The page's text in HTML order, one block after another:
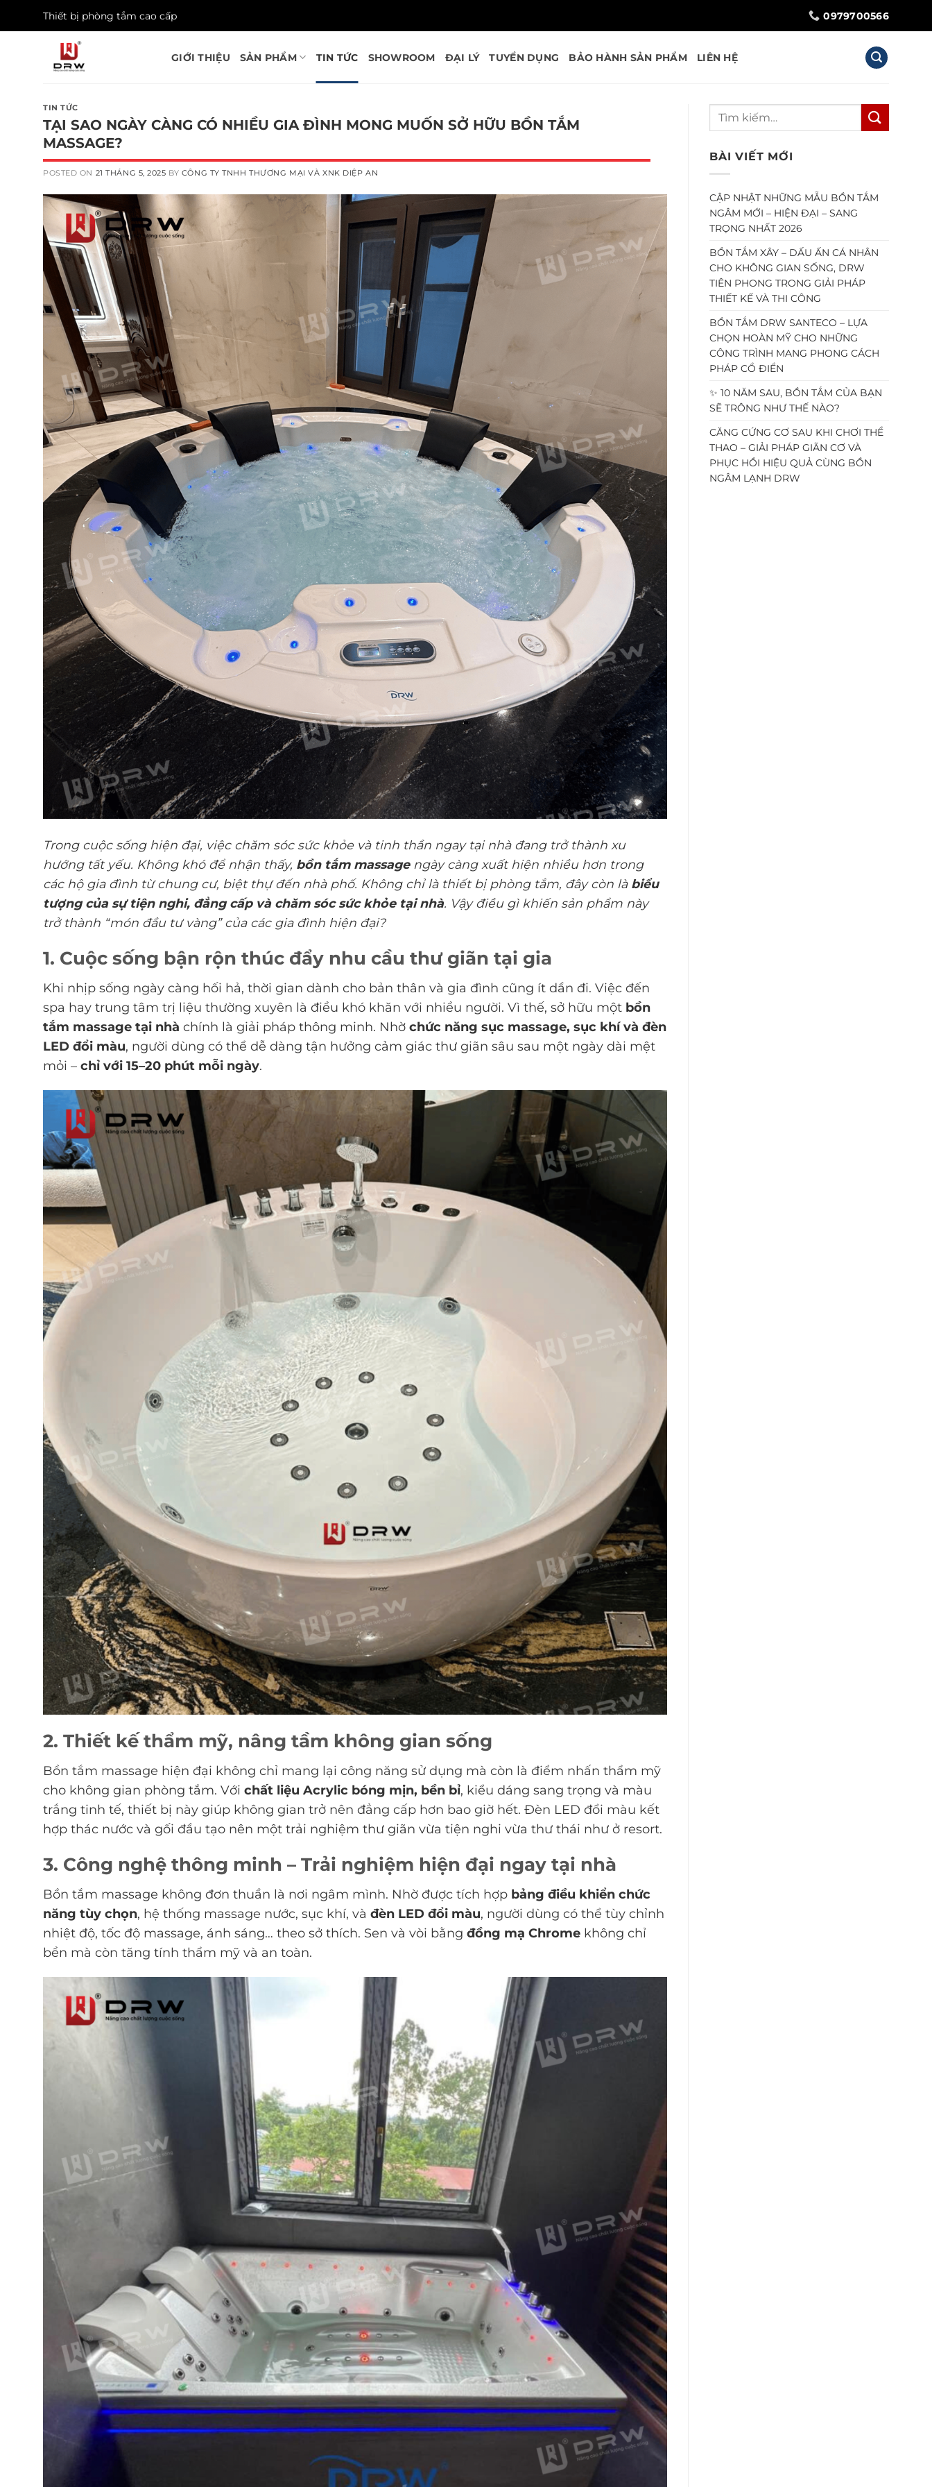
Thiết bị phòng tắm cao cấp 0979700566
GIỚI THIỆU SẢN PHẨM TIN TỨC SHOWROOM ĐẠI LÝ TUYỂN DỤNG BẢO HÀNH SẢN PHẨM LIÊN HỆ
TIN TỨC
TẠI SAO NGÀY CÀNG CÓ NHIỀU GIA ĐÌNH MONG MUỐN SỞ HỮU BỒN TẮM
MASSAGE?
POSTED ON 21 THÁNG 5, 2025 BY CÔNG TY TNHH THƯƠNG MẠI VÀ XNK DIỆP AN
Trong cuộc sống hiện đại, việc chăm sóc sức khỏe và tinh thần ngay tại nhà đang trở thành xu
hướng tất yếu. Không khó để nhận thấy, bồn tắm massagengày càng xuất hiện nhiều hơn trong
các hộ gia đình từ chung cư, biệt thự đến nhà phố. Không chỉ là thiết bị phòng tắm, đây còn là biểu
tượng của sự tiện nghi, đẳng cấp và chăm sóc sức khỏe tại nhà. Vậy điều gì khiến sản phẩm này
trở thành “món đầu tư vàng” của các gia đình hiện đại?
1. Cuộc sống bận rộn thúc đẩy nhu cầu thư giãn tại gia
Khi nhịp sống ngày càng hối hả, thời gian dành cho bản thân và gia đình cũng ít dần đi. Việc đến
spa hay trung tâm trị liệu thường xuyên là điều khó khăn với nhiều người. Vì thế, sở hữu một bồn
tắm massage tại nhà chính là giải pháp thông minh. Nhờ chức năng sục massage, sục khí và đèn
LED đổi màu, người dùng có thể dễ dàng tận hưởng cảm giác thư giãn sâu sau một ngày dài mệt
mỏi – chỉ với 15–20 phút mỗi ngày.
2. Thiết kế thẩm mỹ, nâng tầm không gian sống
Bồn tắm massage hiện đại không chỉ mang lại công năng sử dụng mà còn là điểm nhấn thẩm mỹ
cho không gian phòng tắm. Với chất liệu Acrylic bóng mịn, bền bỉ, kiểu dáng sang trọng và màu
trắng tinh tế, thiết bị này giúp không gian trở nên đẳng cấp hơn bao giờ hết. Đèn LED đổi màu kết
hợp thác nước và gối đầu tạo nên một trải nghiệm thư giãn vừa tiện nghi vừa thư thái như ở resort.
3. Công nghệ thông minh – Trải nghiệm hiện đại ngay tại nhà
Bồn tắm massage không đơn thuần là nơi ngâm mình. Nhờ được tích hợp bảng điều khiển chức
năng tùy chọn, hệ thống massage nước, sục khí, và đèn LED đổi màu, người dùng có thể tùy chỉnh
nhiệt độ, tốc độ massage, ánh sáng… theo sở thích. Sen và vòi bằng đồng mạ Chrome không chỉ
bền mà còn tăng tính thẩm mỹ và an toàn.
BÀI VIẾT MỚI
CẬP NHẬT NHỮNG MẪU BỒN TẮM
NGÂM MỚI – HIỆN ĐẠI – SANG
TRỌNG NHẤT 2026
BỒN TẮM XÂY – DẤU ẤN CÁ NHÂN
CHO KHÔNG GIAN SỐNG, DRW
TIÊN PHONG TRONG GIẢI PHÁP
THIẾT KẾ VÀ THI CÔNG
BỒN TẮM DRW SANTECO – LỰA
CHỌN HOÀN MỸ CHO NHỮNG
CÔNG TRÌNH MANG PHONG CÁCH
PHÁP CỔ ĐIỂN
✨ 10 NĂM SAU, BỒN TẮM CỦA BẠN
SẼ TRÔNG NHƯ THẾ NÀO?
CĂNG CỨNG CƠ SAU KHI CHƠI THỂ
THAO – GIẢI PHÁP GIÃN CƠ VÀ
PHỤC HỒI HIỆU QUẢ CÙNG BỒN
NGÂM LẠNH DRW